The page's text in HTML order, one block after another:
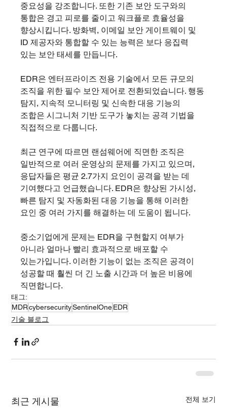
중요성을 강조합니다. 또한 기존 보안 도구와의
통합은 경고 피로를 줄이고 워크플로 효율성을
향상시킵니다. 방화벽, 이메일 보안 게이트웨이 및
ID 제공자와 통합할 수 있는 능력은 보다 응집력
있는 보안 태세를 만듭니다.
EDR은 엔터프라이즈 전용 기술에서 모든 규모의
조직을 위한 필수 보안 제어로 전환되었습니다. 행동
탐지, 지속적 모니터링 및 신속한 대응 기능의
조합은 시그니처 기반 도구가 놓치는 공격 기법을
직접적으로 다룹니다.
최근 연구에 따르면 랜섬웨어에 직면한 조직은
일반적으로 여러 운영상의 문제를 가지고 있으며,
응답자들은 평균 2.7가지 요인이 공격을 받는 데
기여했다고 언급했습니다. EDR은 향상된 가시성,
빠른 탐지 및 자동화된 대응 기능을 통해 이러한
요인 중 여러 가지를 해결하는 데 도움이 됩니다.
중소기업에게 문제는 EDR을 구현할지 여부가
아니라 얼마나 빨리 효과적으로 배포할 수
있는가입니다. 이러한 기능이 없는 조직은 공격이
성공할 때 훨씬 더 긴 노출 시간과 더 높은 비용에
직면합니다.
태그:
MDRcybersecuritySentinelOneEDR
기술 블로그
최근 게시물 전체 보기